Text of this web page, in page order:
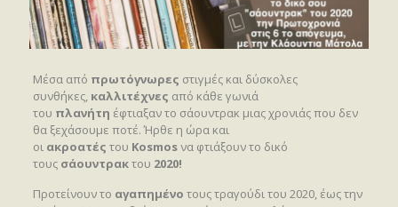
Μέσα από πρωτόγνωρες στιγμές και δύσκολες
συνθήκες, καλλιτέχνες από κάθε γωνιά
του πλανήτη έφτιαξαν το σάουντρακ μιας χρονιάς που δεν
θα ξεχάσουμε ποτέ. Ήρθε η ώρα και
οι ακροατές του Kosmosνα φτιάξουν το δικό
τους σάουντρακτου 2020!
Προτείνουν το αγαπημένο τους τραγούδι του 2020, έως την